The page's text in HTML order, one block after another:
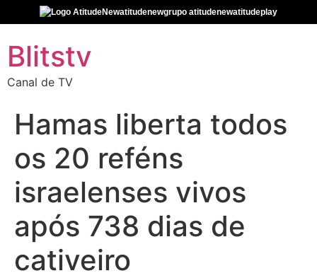
Blitstv
Canal de TV
Hamas liberta todos
os 20 reféns
israelenses vivos
após 738 dias de
cativeiro
atitudenewgrupo atitudenewatitudeplay